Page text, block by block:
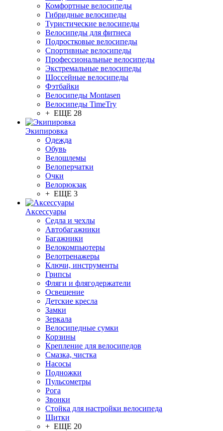
Комфортные велосипеды
Гибридные велосипеды
Туристические велосипеды
Велосипеды для фитнеса
Подростковые велосипеды
Спортивные велосипеды
Профессиональные велосипеды
Экстремальные велосипеды
Шоссейные велосипеды
Фэтбайки
Велосипеды Montasen
Велосипеды TimeTry
+ ЕЩЕ 28
Экипировка
Одежда
Обувь
Велошлемы
Велоперчатки
Очки
Велорюкзак
+ ЕЩЕ 3
Аксессуары
Седла и чехлы
Автобагажники
Багажники
Велокомпьютеры
Велотренажеры
Ключи, инструменты
Грипсы
Фляги и флягодержатели
Освещение
Детские кресла
Замки
Зеркала
Велосипедные сумки
Корзины
Крепление для велосипедов
Смазка, чистка
Насосы
Подножки
Пульсометры
Рога
Звонки
Стойка для настройки велосипеда
Щитки
+ ЕЩЕ 20